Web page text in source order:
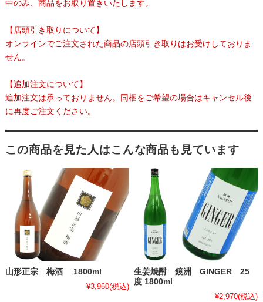
中のみ、商品をお取り置きいたします。
【店頭引き取りについて】
オンラインでご注文された商品の店頭引き取りはお受けしておりま
せん。
【追加注文について】
追加注文は承っておりません。同梱をご希望の場合はキャンセル後
に再度ご注文ください。
この商品を見た人はこんな商品も見ています
山形正宗 梅酒 1800ml
¥3,960(税込)
生姜焼酎 鏡洲 GINGER 25
度 1800ml
¥2,970(税込)